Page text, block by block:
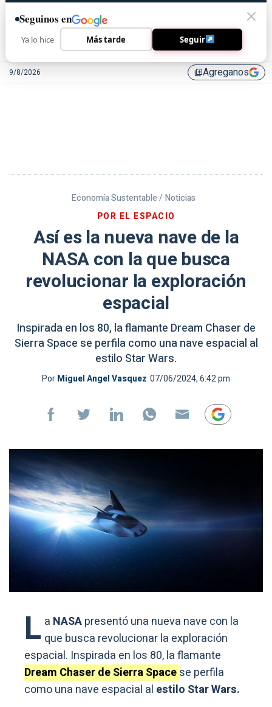
9/8/2026 library_addAgreganos
Economía Sustentable / Noticias
POR EL ESPACIO
Así es la nueva nave de la
NASA con la que busca
revolucionar la exploración
espacial
Inspirada en los 80, la flamante Dream Chaser de
Sierra Space se perfila como una nave espacial al
estilo Star Wars.
PorMiguel Angel Vasquez 07/06/2024, 6:42 pm
L a NASApresentó una nueva nave con la
que busca revolucionar la exploración
espacial. Inspirada en los 80, la flamante
Dream Chaser de Sierra Spacese perfila
como una nave espacial al estilo Star Wars.
Seguinos en
Ya lo hice Más tarde Seguir